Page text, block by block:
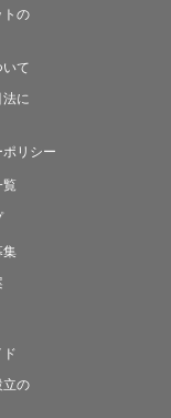
トの
て
に
リシー
集
立の